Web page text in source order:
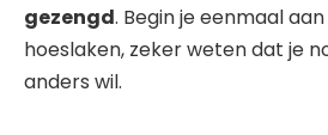
gezengd. Begin je eenmaal
hoeslaken, zeker weten dat je
anders wil.